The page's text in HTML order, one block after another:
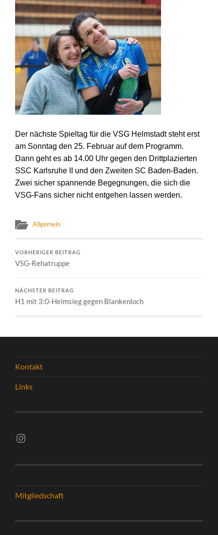
Der nächste Spieltag für die VSG Helmstadt steht erst
am Sonntag den 25. Februar auf dem Programm.
Dann geht es ab 14.00 Uhr gegen den Drittplazierten
SSC Karlsruhe II und den Zweiten SC Baden-Baden.
Zwei sicher spannende Begegnungen, die sich die
VSG-Fans sicher nicht entgehen lassen werden.
Allgemein
VORHERIGER BEITRAG
VSG-Rehatruppe
NÄCHSTER BEITRAG
H1 mit 3:0-Heimsieg gegen Blankenloch
Kontakt
Links
Instagram vsghelmstadt.volleyball
Mitgliedschaft